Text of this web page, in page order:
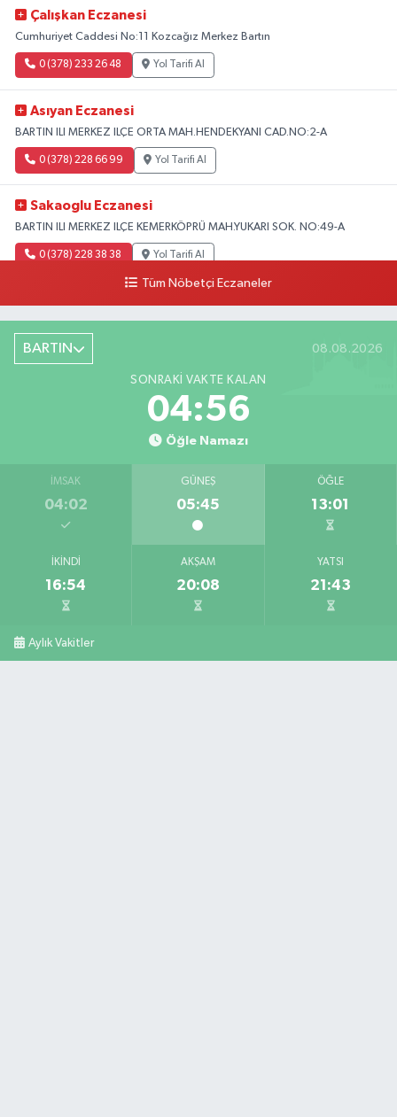
Çalışkan Eczanesi
Cumhuriyet Caddesi No:11 Kozcağız Merkez Bartın
0 (378) 233 26 48 Yol Tarifi Al
Asıyan Eczanesi
BARTIN ILI MERKEZ ILÇE ORTA MAH.HENDEKYANI CAD.NO:2-A
0 (378) 228 66 99 Yol Tarifi Al
Sakaoglu Eczanesi
BARTIN ILI MERKEZ ILÇE KEMERKÖPRÜ MAH.YUKARI SOK. NO:49-A
0 (378) 228 38 38 Yol Tarifi Al
Tüm Nöbetçi Eczaneler
BARTIN 08.08.2026
SONRAKI VAKTE KALAN
04:55
Öğle Namazı
İMSAK
04:02
GÜNEŞ
05:45
ÖĞLE
13:01
İKINDI
16:54
AKŞAM
20:08
YATSI
21:43
Aylık Vakitler